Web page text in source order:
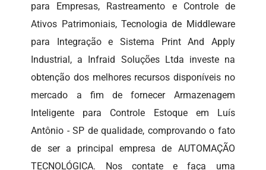
para Empresas, Rastreamento e Controle de
Ativos Patrimoniais, Tecnologia de Middleware
para Integração e Sistema Print And Apply
Industrial, a Infraid Soluções Ltda investe na
obtenção dos melhores recursos disponíveis no
mercado a fim de fornecer Armazenagem
Inteligente para Controle Estoque em Luís
Antônio - SP de qualidade, comprovando o fato
de ser a principal empresa de AUTOMAÇÃO
TECNOLÓGICA. Nos contate e faça uma